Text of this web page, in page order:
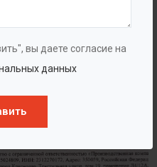
вы даете согласие на
данных